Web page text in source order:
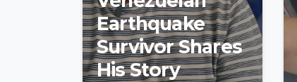
Earthquake
Survivor Shares
His Story